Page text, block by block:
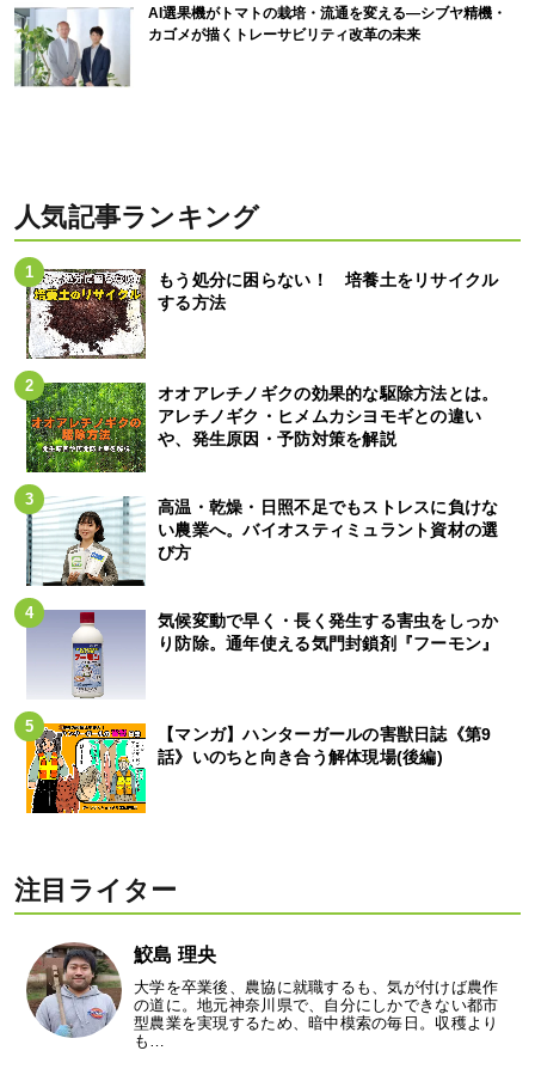
AI選果機がトマトの栽培・流通を変える―シブヤ精機・
カゴメが描くトレーサビリティ改革の未来
人気記事ランキング
もう処分に困らない！ 培養土をリサイクル
する方法
オオアレチノギクの効果的な駆除方法とは。
アレチノギク・ヒメムカシヨモギとの違い
や、発生原因・予防対策を解説
高温・乾燥・日照不足でもストレスに負けな
い農業へ。バイオスティミュラント資材の選
び方
気候変動で早く・長く発生する害虫をしっか
り防除。通年使える気門封鎖剤『フーモン』
【マンガ】ハンターガールの害獣日誌《第9
話》いのちと向き合う解体現場(後編)
注目ライター
鮫島 理央
大学を卒業後、農協に就職するも、気が付けば農作
の道に。地元神奈川県で、自分にしかできない都市
型農業を実現するため、暗中模索の毎日。収穫より
も…